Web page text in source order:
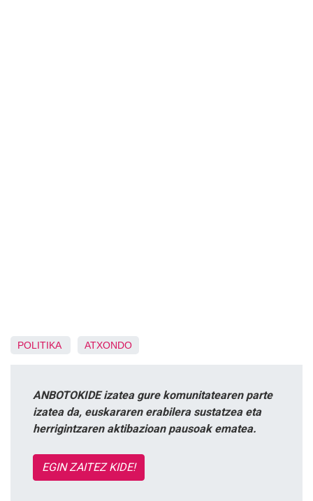
POLITIKA ATXONDO
ANBOTOKIDE izatea gure komunitatearen parte
izatea da, euskararen erabilera sustatzea eta
herrigintzaren aktibazioan pausoak ematea.
EGIN ZAITEZ KIDE!